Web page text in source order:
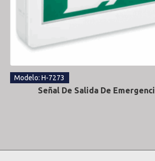
Modelo: H-7273
Señal De Salida De